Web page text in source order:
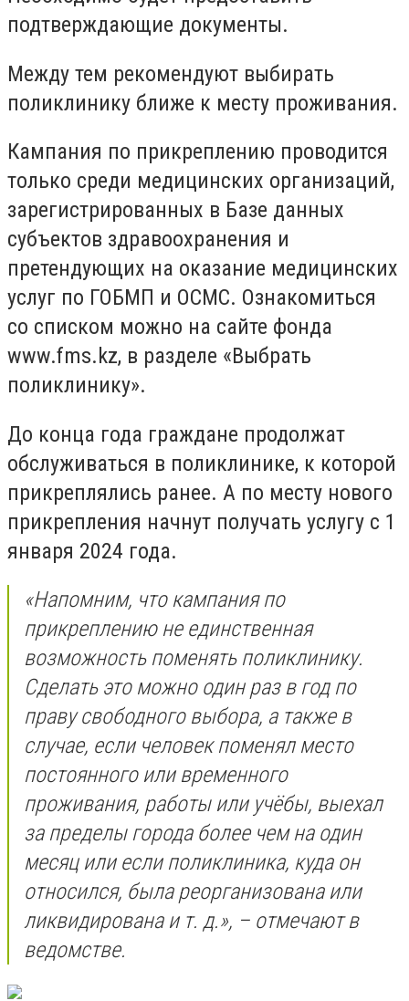
подтверждающие документы.
Между тем рекомендуют выбирать
поликлинику ближе к месту проживания.
Кампания по прикреплению проводится
только среди медицинских организаций,
зарегистрированных в Базе данных
субъектов здравоохранения и
претендующих на оказание медицинских
услуг по ГОБМП и ОСМС. Ознакомиться
со списком можно на сайте фонда
www.fms.kz, в разделе «Выбрать
поликлинику».
До конца года граждане продолжат
обслуживаться в поликлинике, к которой
прикреплялись ранее. А по месту нового
прикрепления начнут получать услугу с 1
января 2024 года.
«Напомним, что кампания по
прикреплению не единственная
возможность поменять поликлинику.
Сделать это можно один раз в год по
праву свободного выбора, а также в
случае, если человек поменял место
постоянного или временного
проживания, работы или учёбы, выехал
за пределы города более чем на один
месяц или если поликлиника, куда он
относился, была реорганизована или
ликвидирована и т. д.», – отмечают в
ведомстве.